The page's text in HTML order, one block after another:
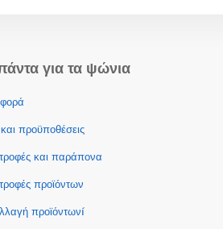
για τα ψώνια
προϋποθέσεις
και παράπονα
προϊόντων
προϊόντωνí